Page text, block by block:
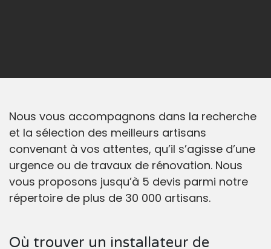
Nous vous accompagnons dans la recherche
et la sélection des meilleurs artisans
convenant à vos attentes, qu’il s’agisse d’une
urgence ou de travaux de rénovation. Nous
vous proposons jusqu’à 5 devis parmi notre
répertoire de plus de 30 000 artisans.
Où trouver un installateur de